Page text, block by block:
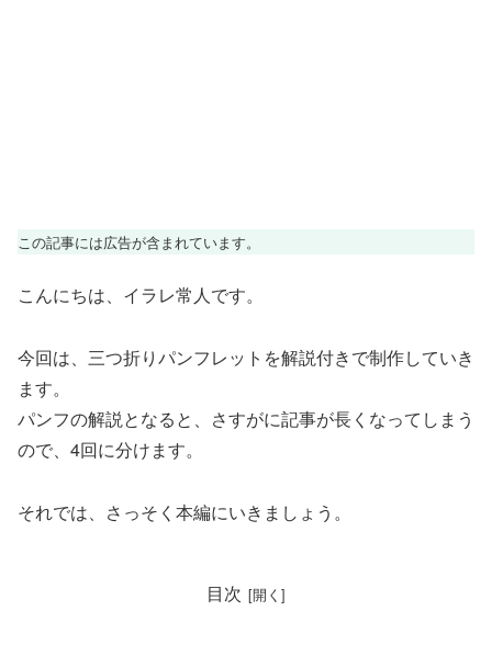
この記事には広告が含まれています。
こんにちは、イラレ常人です。
今回は、三つ折りパンフレットを解説付きで制作していき
ます。
パンフの解説となると、さすがに記事が長くなってしまう
ので、4回に分けます。
それでは、さっそく本編にいきましょう。
目次